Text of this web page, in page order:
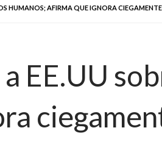
HUMANOS; AFIRMA QUE IGNORA
EE.UU